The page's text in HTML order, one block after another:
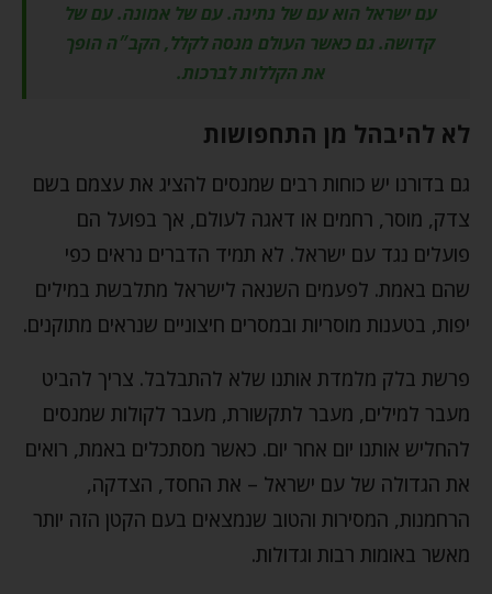
עם ישראל הוא עם של נתינה. עם של אמונה. עם של
קדושה. גם כאשר העולם מנסה לקלל, הקב״ה הופך
את הקללות לברכות.
לא להיבהל מן התחפושות
גם בדורנו יש כוחות רבים שמנסים להציג את עצמם בשם
צדק, מוסר, רחמים או דאגה לעולם, אך בפועל הם
פועלים נגד עם ישראל. לא תמיד הדברים נראים כפי
שהם באמת. לפעמים השנאה לישראל מתלבשת במילים
יפות, בטענות מוסריות ובמסרים חיצוניים שנראים מתוקנים.
פרשת בלק מלמדת אותנו שלא להתבלבל. צריך להביט
מעבר למילים, מעבר לתקשורת, מעבר לקולות שמנסים
להחליש אותנו יום אחר יום. כאשר מסתכלים באמת, רואים
את הגדולה של עם ישראל – את החסד, הצדקה,
הרחמנות, המסירות והטוב שנמצאים בעם הקטן הזה יותר
מאשר באומות רבות וגדולות.